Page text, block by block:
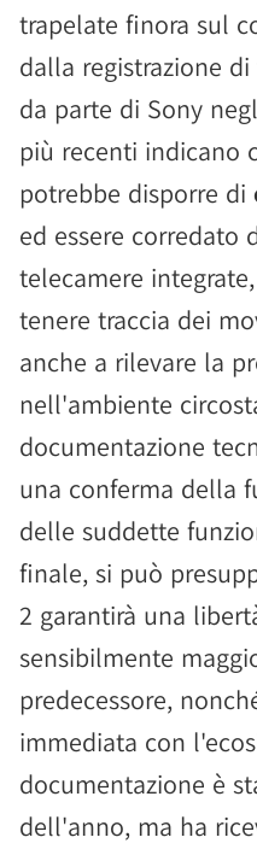
trapelate finora sul
dalla registrazione di
da parte di Sony
più recenti indicano
potrebbe disporre di
ed essere corredato
telecamere
tenere traccia dei
anche a rilevare la
nell'ambiente
documentazione
una conferma della
delle suddette
finale, si può
2 garantirà una
sensibilmente
predecessore,
immediata con
documentazione è
dell'anno, ma ha